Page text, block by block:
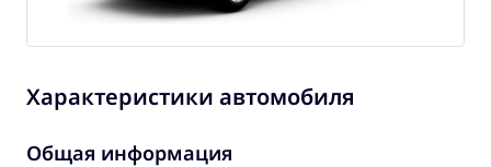
Характеристики автомобиля
Общая информация